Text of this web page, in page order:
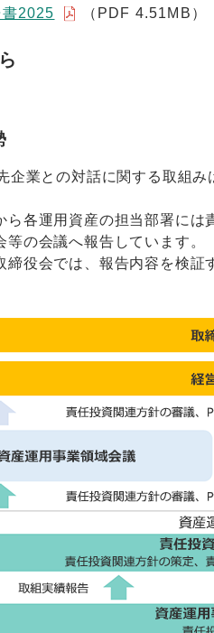
2025 （PDF 4.51MB）
企業との対話に関する取組
ら各運用資産の担当部署に
の会議へ報告しています。
締役会では、報告内容を検